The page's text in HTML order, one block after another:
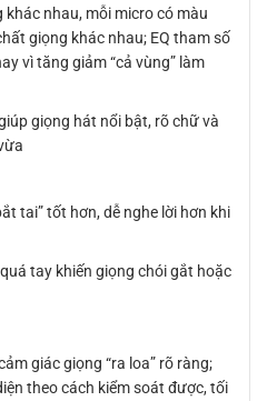
nhau, mỗi micro có màu
giọng khác nhau; EQ tham số
vì tăng giảm “cả vùng” làm
giọng hát nổi bật, rõ chữ và
tai” tốt hơn, dễ nghe lời hơn khi
tay khiến giọng chói gắt hoặc
giác giọng “ra loa” rõ ràng;
theo cách kiểm soát được, tối